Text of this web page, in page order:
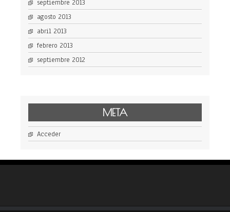
septiembre 2013
agosto 2013
abril 2013
febrero 2013
septiembre 2012
META
Acceder